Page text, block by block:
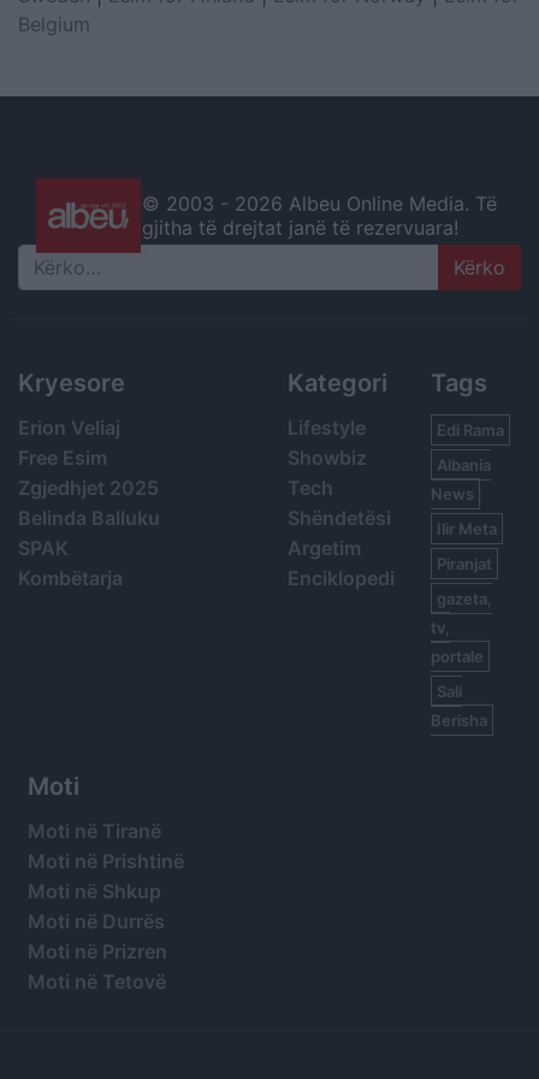
Belgium
© 2003 - 2026 Albeu Online Media. Të
gjitha të drejtat janë të rezervuara!
Search
Kryesore
Erion Veliaj
Free Esim
Zgjedhjet 2025
Belinda Balluku
SPAK
Kombëtarja
Kategori
Lifestyle
Showbiz
Tech
Shëndetësi
Argetim
Enciklopedi
Tags
Edi Rama
Albania
News
Ilir Meta
Piranjat
gazeta,
tv,
portale
Sali
Berisha
Moti
Moti në Tiranë
Moti në Prishtinë
Moti në Shkup
Moti në Durrës
Moti në Prizren
Moti në Tetovë